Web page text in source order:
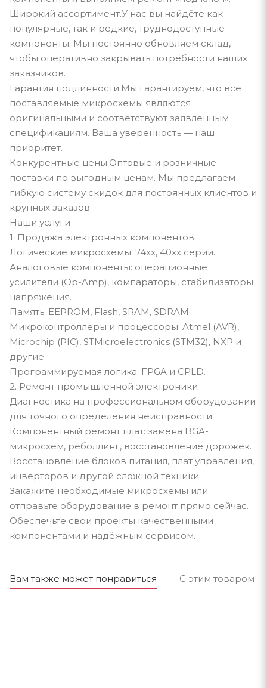
Широкий ассортимент.У нас вы найдёте как
популярные, так и редкие, труднодоступные
компоненты. Мы постоянно обновляем склад,
чтобы оперативно закрывать потребности наших
заказчиков.
Гарантия подлинности.Мы гарантируем, что все
поставляемые микросхемы являются
оригинальными и соответствуют заявленным
спецификациям. Ваша уверенность — наш
приоритет.
Конкурентные цены.Оптовые и розничные
поставки по выгодным ценам. Мы предлагаем
гибкую систему скидок для постоянных клиентов и
крупных заказов.
Наши услуги
1. Продажа электронных компонентов
Логические микросхемы: 74xx, 40xx серии.
Аналоговые компоненты: операционные
усилители (Op-Amp), компараторы, стабилизаторы
напряжения.
Память: EEPROM, Flash, SRAM, SDRAM.
Микроконтроллеры и процессоры: Atmel (AVR),
Microchip (PIC), STMicroelectronics (STM32), NXP и
другие.
Программируемая логика: FPGA и CPLD.
2. Ремонт промышленной электроники
Диагностика на профессиональном оборудовании
для точного определения неисправности.
Компонентный ремонт плат: замена BGA-
микросхем, реболлинг, восстановление дорожек.
Восстановление блоков питания, плат управления,
инверторов и другой сложной техники.
Закажите необходимые микросхемы или
отправьте оборудование в ремонт прямо сейчас.
Обеспечьте свои проекты качественными
компонентами и надёжным сервисом.
Вам также может понравиться С этим товаром